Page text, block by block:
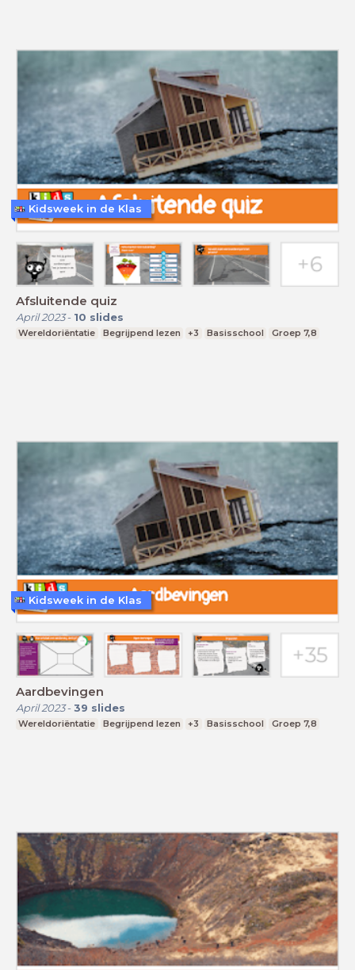
Afsluitende quiz
April 2023- 10 slides
Wereldoriëntatie Begrijpend lezen +3 Basisschool Groep 7,8
Kidsweek in de Klas
Aardbevingen
April 2023- 39 slides
Wereldoriëntatie Begrijpend lezen +3 Basisschool Groep 7,8
Kidsweek in de Klas